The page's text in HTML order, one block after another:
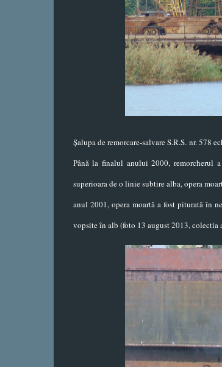
Șalupa de remorcare-salvare S.R.S. nr.
Până la finalul anului 2000, remorcherul
superioara de o linie subtire alba, opera
anul 2001, opera moartă a fost piturată în
vopsite în alb (foto 13 august 2013, colectia